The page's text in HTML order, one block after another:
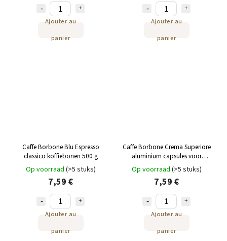
Ajouter au
panier
Ajouter au
panier
Caffe Borbone Blu Espresso
classico koffiebonen 500 g
Op voorraad (>5 stuks)
7,59 €
Ajouter au
panier
Caffe Borbone Crema Superiore
aluminium capsules voor
Nespresso 30st
Op voorraad (>5 stuks)
7,59 €
Ajouter au
panier